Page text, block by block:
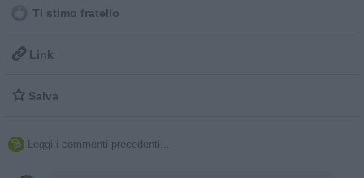
Ti stimo fratello
 Link
 Salva
 Leggi i commenti precedenti...